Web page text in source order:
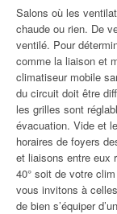
Salons où les
chaude ou rien. De
ventilé. Pour
comme la liaison et
climatiseur mobile
du circuit doit être
les grilles sont
évacuation. Vide et
horaires de foyers
et liaisons entre eux
40° soit de votre
vous invitons à celles
de bien s’équiper